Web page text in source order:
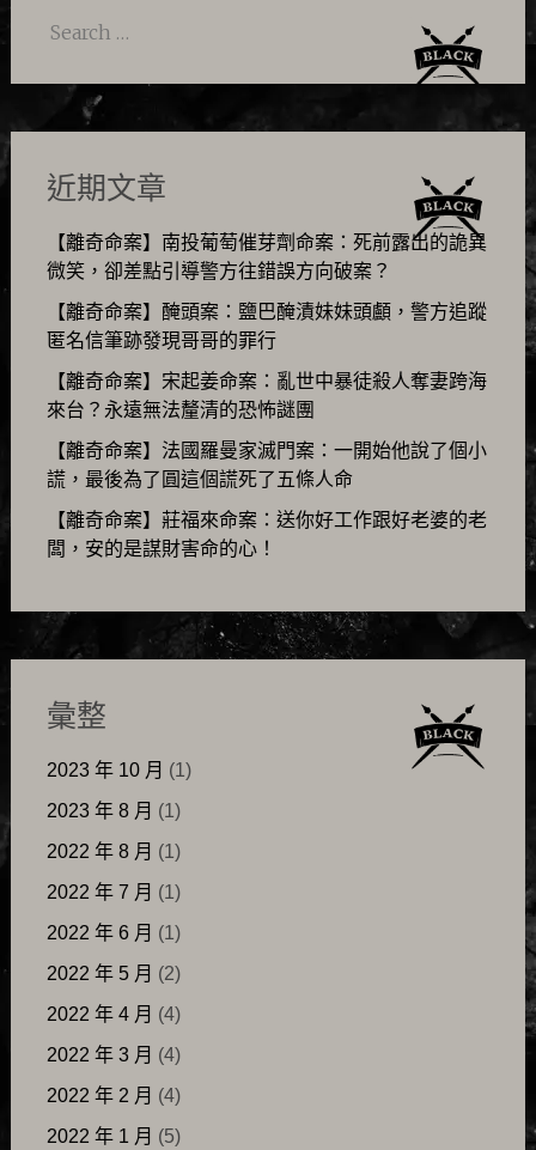
Search
近期文章
【離奇命案】南投葡萄催芽劑命案：死前露出的詭異
微笑，卻差點引導警方往錯誤方向破案？
【離奇命案】醃頭案：鹽巴醃漬妹妹頭顱，警方追蹤
匿名信筆跡發現哥哥的罪行
【離奇命案】宋起姜命案：亂世中暴徒殺人奪妻跨海
來台？永遠無法釐清的恐怖謎團
【離奇命案】法國羅曼家滅門案：一開始他說了個小
謊，最後為了圓這個謊死了五條人命
【離奇命案】莊福來命案：送你好工作跟好老婆的老
闆，安的是謀財害命的心！
彙整
2023 年 10 月 (1)
2023 年 8 月 (1)
2022 年 8 月 (1)
2022 年 7 月 (1)
2022 年 6 月 (1)
2022 年 5 月 (2)
2022 年 4 月 (4)
2022 年 3 月 (4)
2022 年 2 月 (4)
2022 年 1 月 (5)